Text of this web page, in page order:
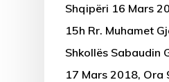
Shqipëri 16 Mars
15h Rr. Muhamet
Shkollës Sabaudin
17 Mars 2018, Ora